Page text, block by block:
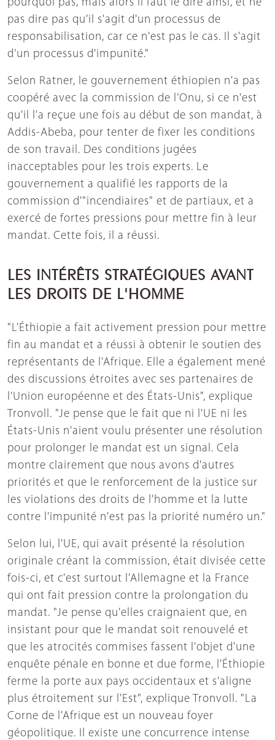
pourquoi pas, mais alors il faut le dire ainsi, et ne
pas dire pas qu'il s'agit d'un processus de
responsabilisation, car ce n'est pas le cas. Il s'agit
d'un processus d'impunité."
Selon Ratner, le gouvernement éthiopien n'a pas
coopéré avec la commission de l’Onu, si ce n'est
qu'il l'a reçue une fois au début de son mandat, à
Addis-Abeba, pour tenter de fixer les conditions
de son travail. Des conditions jugées
inacceptables pour les trois experts. Le
gouvernement a qualifié les rapports de la
commission d'"incendiaires" et de partiaux, et a
exercé de fortes pressions pour mettre fin à leur
mandat. Cette fois, il a réussi.
LES INTÉRÊTS STRATÉGIQUES AVANT
LES DROITS DE L'HOMME
"L'Éthiopie a fait activement pression pour mettre
fin au mandat et a réussi à obtenir le soutien des
représentants de l'Afrique. Elle a également mené
des discussions étroites avec ses partenaires de
l'Union européenne et des États-Unis", explique
Tronvoll. "Je pense que le fait que ni l'UE ni les
États-Unis n'aient voulu présenter une résolution
pour prolonger le mandat est un signal. Cela
montre clairement que nous avons d'autres
priorités et que le renforcement de la justice sur
les violations des droits de l'homme et la lutte
contre l'impunité n'est pas la priorité numéro un."
Selon lui, l'UE, qui avait présenté la résolution
originale créant la commission, était divisée cette
fois-ci, et c'est surtout l'Allemagne et la France
qui ont fait pression contre la prolongation du
mandat. "Je pense qu'elles craignaient que, en
insistant pour que le mandat soit renouvelé et
que les atrocités commises fassent l'objet d'une
enquête pénale en bonne et due forme, l'Éthiopie
ferme la porte aux pays occidentaux et s'aligne
plus étroitement sur l'Est", explique Tronvoll. "La
Corne de l'Afrique est un nouveau foyer
géopolitique. Il existe une concurrence intense